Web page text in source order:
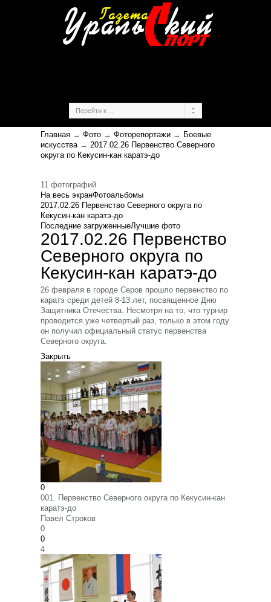
Главная →Фото →Фоторепортажи → Боевые
искусства→2017.02.26 Первенство Северного
округа по Кекусин-кан каратэ-до
11 фотографий
На весь экранФотоальбомы
2017.02.26 Первенство Северного округа по
Кекусин-кан каратэ-до
Последние загруженныеЛучшие фото
2017.02.26 Первенство
Северного округа по
Кекусин-кан каратэ-до
26 февраля в городе Серов прошло первенство по
каратэ среди детей 8-13 лет, посвященное Дню
Защитника Отечества. Несмотря на то, что турнир
проводится уже четвертый раз, только в этом году
он получил официальный статус первенства
Северного округа.
Закрыть
0
001. Первенство Северного округа по Кекусин-кан
каратэ-до
Павел Строков
0
0
4